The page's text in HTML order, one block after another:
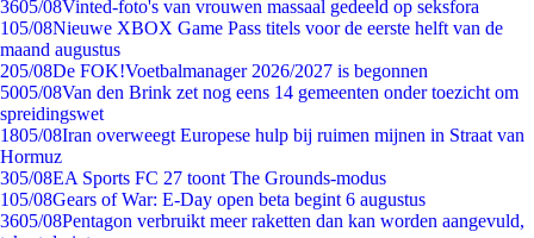
3605/08Vinted-foto's van vrouwen massaal gedeeld op seksfora
105/08Nieuwe XBOX Game Pass titels voor de eerste helft van de
maand augustus
205/08De FOK!Voetbalmanager 2026/2027 is begonnen
5005/08Van den Brink zet nog eens 14 gemeenten onder toezicht om
spreidingswet
1805/08Iran overweegt Europese hulp bij ruimen mijnen in Straat van
Hormuz
305/08EA Sports FC 27 toont The Grounds-modus
105/08Gears of War: E-Day open beta begint 6 augustus
3605/08Pentagon verbruikt meer raketten dan kan worden aangevuld,